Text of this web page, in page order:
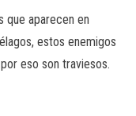
que aparecen en
estos enemigos
eso son traviesos.